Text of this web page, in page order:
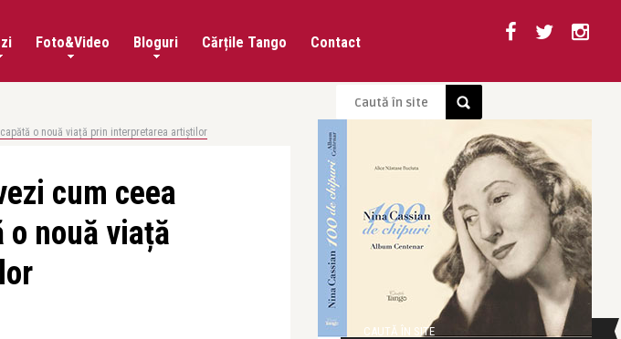
Foto&Video Bloguri Cărțile Tango Contact
o nouă viață prin interpretarea artiștilor
cum ceea
nouă viață
CAUTĂ ÎN SITE